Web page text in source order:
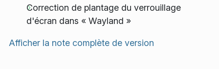
Correction de plantage du verrouillage
d'écran dans « Wayland »
Afficher la note complète de version